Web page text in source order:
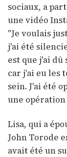
sociaux, a
une vidéo
"Je voulais
j'ai été
est que j'ai
car j'ai eu les
sein. J'ai été
une
Lisa, qui a
John Torode
avait été un